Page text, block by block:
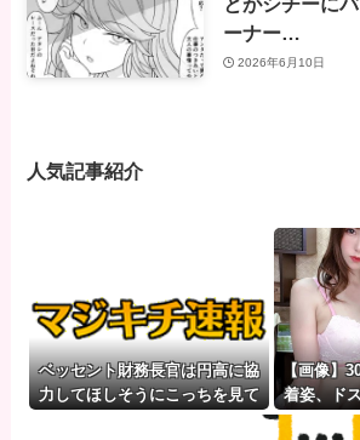
ーナー…
2026年6月10日
人気記事紹介
ベッセント財務長官は円高に協
力してほしそうにこっちを見て
【画像】
着姿、ド
ｗ